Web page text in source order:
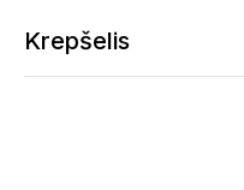
Krepšelis